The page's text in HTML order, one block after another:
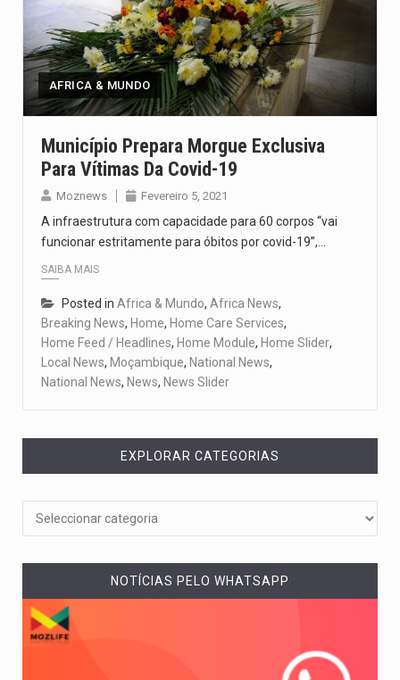
Um dos casos mais graves envolveu a residência de Sam…
A cidade de Bunia, capital da província de Ituri, tornou-se…
O Senado dos Estados Unidos aprovou, no dia 7 de…
Legislação, renomeada em homenagem ao falecido senador Lindsey Graham, foi…
AFRICA & MUNDO
Município Prepara Morgue Exclusiva
Para Vítimas Da Covid-19
Moznews Fevereiro 5, 2021
A infraestrutura com capacidade para 60 corpos “vai
funcionar estritamente para óbitos por covid-19”,…
SAIBA MAIS
Posted in Africa & Mundo, Africa News,
Breaking News, Home, Home Care Services,
Home Feed / Headlines, Home Module, Home Slider,
Local News, Moçambique, National News,
National News, News, News Slider
EXPLORAR CATEGORIAS
NOTÍCIAS PELO WHATSAPP